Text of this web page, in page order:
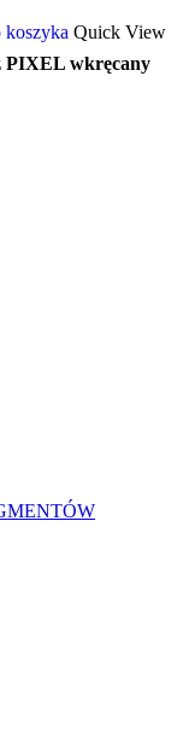
koszyka Quick View
wkręcany